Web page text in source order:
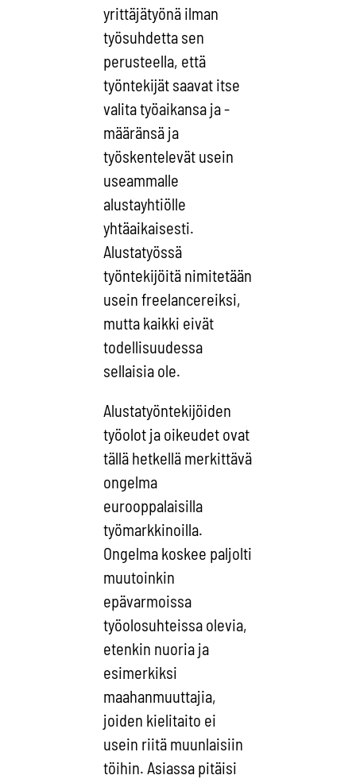
yrittäjätyönä ilman
työsuhdetta sen
perusteella, että
työntekijät saavat itse
valita työaikansa ja -
määränsä ja
työskentelevät usein
useammalle
alustayhtiölle
yhtäaikaisesti.
Alustatyössä
työntekijöitä nimitetään
usein freelancereiksi,
mutta kaikki eivät
todellisuudessa
sellaisia ole.
Alustatyöntekijöiden
työolot ja oikeudet ovat
tällä hetkellä merkittävä
ongelma
eurooppalaisilla
työmarkkinoilla.
Ongelma koskee paljolti
muutoinkin
epävarmoissa
työolosuhteissa olevia,
etenkin nuoria ja
esimerkiksi
maahanmuuttajia,
joiden kielitaito ei
usein riitä muunlaisiin
töihin. Asiassa pitäisi